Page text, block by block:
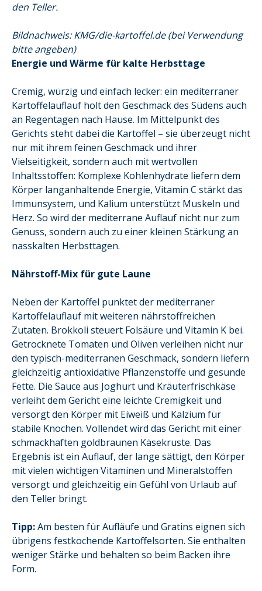
den Teller.
Bildnachweis: KMG/die-kartoffel.de (bei Verwendung
bitte angeben)
Energie und Wärme für kalte Herbsttage
Cremig, würzig und einfach lecker: ein mediterraner
Kartoffelauflauf holt den Geschmack des Südens auch
an Regentagen nach Hause. Im Mittelpunkt des
Gerichts steht dabei die Kartoffel – sie überzeugt nicht
nur mit ihrem feinen Geschmack und ihrer
Vielseitigkeit, sondern auch mit wertvollen
Inhaltsstoffen: Komplexe Kohlenhydrate liefern dem
Körper langanhaltende Energie, Vitamin C stärkt das
Immunsystem, und Kalium unterstützt Muskeln und
Herz. So wird der mediterrane Auflauf nicht nur zum
Genuss, sondern auch zu einer kleinen Stärkung an
nasskalten Herbsttagen.
Nährstoff-Mix für gute Laune
Neben der Kartoffel punktet der mediterraner
Kartoffelauflauf mit weiteren nährstoffreichen
Zutaten. Brokkoli steuert Folsäure und Vitamin K bei.
Getrocknete Tomaten und Oliven verleihen nicht nur
den typisch-mediterranen Geschmack, sondern liefern
gleichzeitig antioxidative Pflanzenstoffe und gesunde
Fette. Die Sauce aus Joghurt und Kräuterfrischkäse
verleiht dem Gericht eine leichte Cremigkeit und
versorgt den Körper mit Eiweiß und Kalzium für
stabile Knochen. Vollendet wird das Gericht mit einer
schmackhaften goldbraunen Käsekruste. Das
Ergebnis ist ein Auflauf, der lange sättigt, den Körper
mit vielen wichtigen Vitaminen und Mineralstoffen
versorgt und gleichzeitig ein Gefühl von Urlaub auf
den Teller bringt.
Tipp:Am besten für Aufläufe und Gratins eignen sich
übrigens festkochende Kartoffelsorten. Sie enthalten
weniger Stärke und behalten so beim Backen ihre
Form.